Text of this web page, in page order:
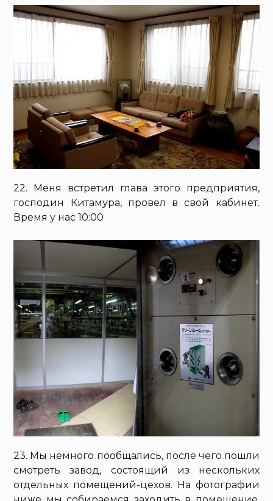
22. Меня встретил глава этого предприятия,
господин Китамура, провел в свой кабинет.
Время у нас 10:00
23. Мы немного пообщались, после чего пошли
смотреть завод, состоящий из нескольких
отдельных помещений-цехов. На фотографии